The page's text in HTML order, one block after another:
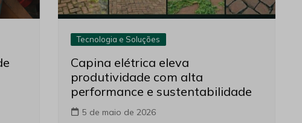
Tecnologia e Soluções
Capina elétrica eleva
produtividade com alta
performance e sustentabilidade
5 de maio de 2026